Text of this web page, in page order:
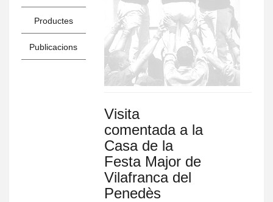
Productes
Publicacions
Visita
comentada a la
Casa de la
Festa Major de
Vilafranca del
Penedès